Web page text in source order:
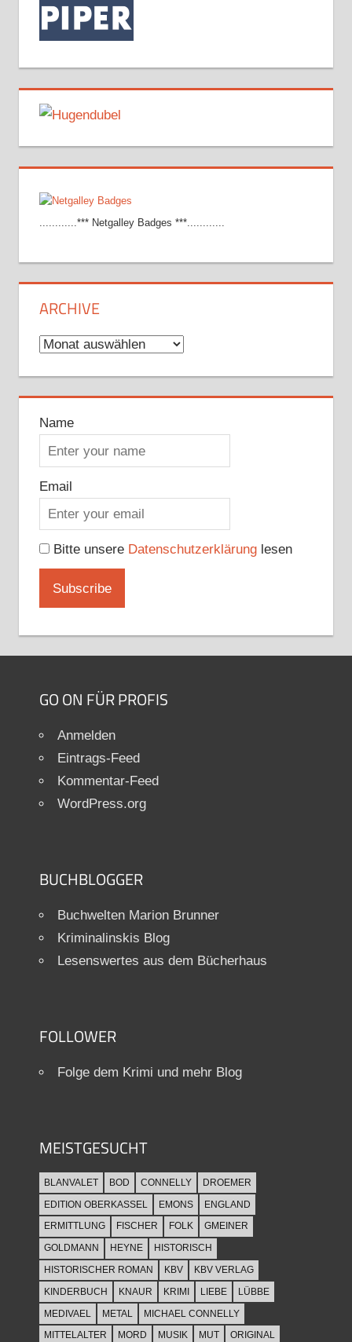
............*** Netgalley Badges ***............
ARCHIVE
Archive
Name
Email
Bitte unsere Datenschutzerklärunglesen
GO ON FÜR PROFIS
Anmelden
Eintrags-Feed
Kommentar-Feed
WordPress.org
BUCHBLOGGER
Buchwelten Marion Brunner
Kriminalinskis Blog
Lesenswertes aus dem Bücherhaus
FOLLOWER
Folge dem Krimi und mehr Blog
MEISTGESUCHT
BLANVALET BOD CONNELLY
DROEMER
EDITION OBERKASSEL
EMONS
ENGLAND
ERMITTLUNG
FISCHER FOLK
GMEINER
GOLDMANN
HEYNE
HISTORISCH
HISTORISCHER ROMAN
KBV
KBV VERLAG
KINDERBUCH
KNAUR KRIMI LIEBE
LÜBBE
MEDIVAEL
METAL
MICHAEL CONNELLY
MITTELALTER
MORD MUSIK MUT ORIGINAL